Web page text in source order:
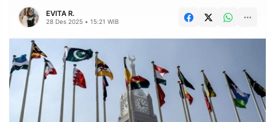
FINANSIA PERSONA
DAERAH NASIONAL
MANCA SPORT
INFORMASI
EVITA R.
28 Des 2025 • 15:21 WIB